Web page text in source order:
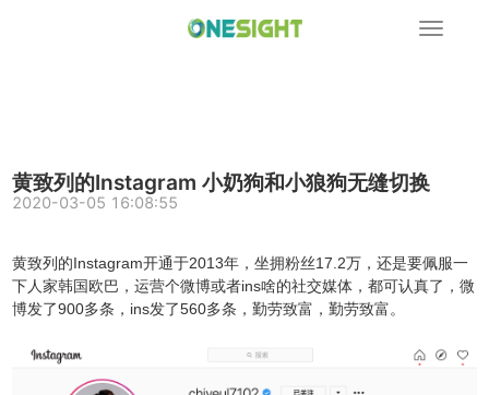
展
黄致列的Instagram 小奶狗和小狼狗无缝切换
2020-03-05 16:08:55
黄致列的Instagram开通于2013年，坐拥粉丝17.2万，还是要佩服一
下人家韩国欧巴，运营个微博或者ins啥的社交媒体，都可认真了，微
博发了900多条，ins发了560多条，勤劳致富，勤劳致富。